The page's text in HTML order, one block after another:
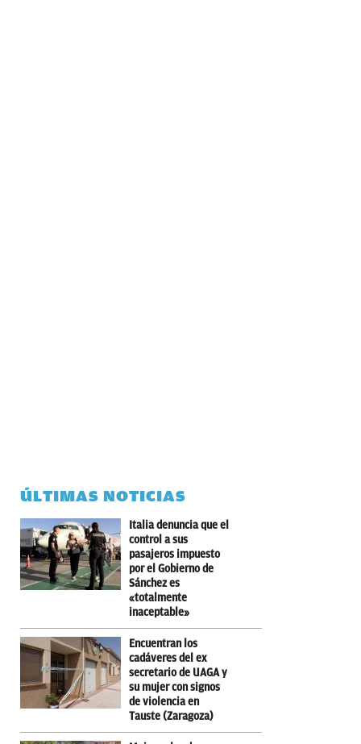
ÚLTIMAS NOTICIAS
Italia denuncia que el
control a sus
pasajeros impuesto
por el Gobierno de
Sánchez es
«totalmente
inaceptable»
Encuentran los
cadáveres del ex
secretario de UAGA y
su mujer con signos
de violencia en
Tauste (Zaragoza)